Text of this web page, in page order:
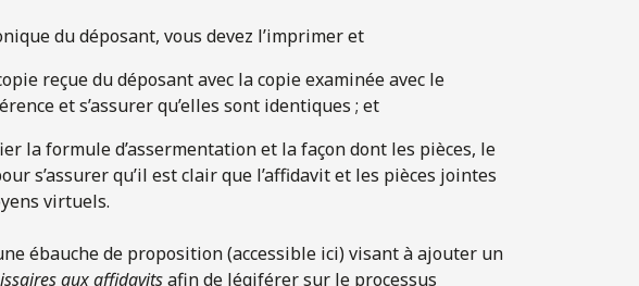
du déposant, vous devez l’imprimer et
reçue du déposant avec la copie examinée avec le
et s’assurer qu’elles sont identiques ; et
la formule d’assermentation et la façon dont les pièces, le
s’assurer qu’il est clair que l’affidavit et les pièces jointes
virtuels.
ébauche de proposition (accessible ici) visant à ajouter un
aux affidavitsafin de légiférer sur le processus